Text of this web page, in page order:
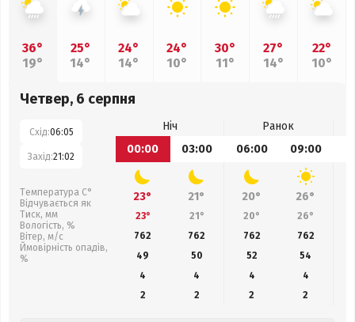
36°
19°
25°
14°
24°
14°
24°
10°
30°
11°
27°
14°
22°
10°
Четвер, 6 серпня
Схід:06:05
Захід:21:02
Температура С°
Відчувається як
Тиск, мм
Вологість, %
Вітер, м/с
Ймовірність опадів,
%
Ніч
Ранок
00:00
03:00 06:00 09:00
23° 21° 20° 26°
23° 21° 20° 26°
762
762 762 762
49
50 52 54
4
4 4
4
2
2 2 2